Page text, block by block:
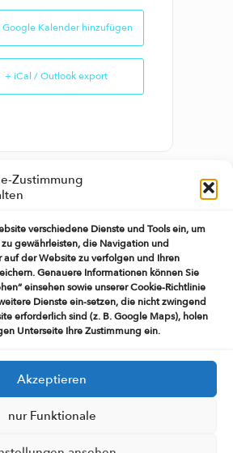
Zustimmung
verschiedene Dienste und Tools ein, um
gewährleisten, die Navigation und
auf der Website zu verfolgen und Ihren
Genauere Informationen können Sie
einsehen sowie unserer Cookie-Richtlinie
Dienste ein-setzen, die nicht zwingend
erforderlich sind (z. B. Google Maps), holen
Unterseite Ihre Zustimmung ein.
Akzeptieren
nur Funktionale
Google Kalender hinzufügen
+ iCal / Outlook export
VERANSTALTUNG
Datenschutzerklärung